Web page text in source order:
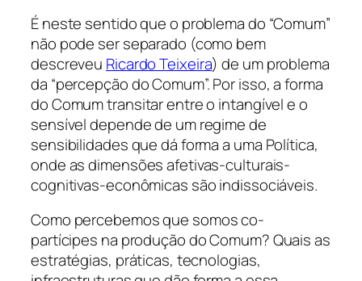
É neste sentido que o problema do “Comum”
não pode ser separado (como bem
descreveu Ricardo Teixeira) de um problema
da “percepção do Comum”. Por isso, a forma
do Comum transitar entre o intangível e o
sensível depende de um regime de
sensibilidades que dá forma a uma Política,
onde as dimensões afetivas-culturais-
cognitivas-econômicas são indissociáveis.
Como percebemos que somos co-
partícipes na produção do Comum? Quais as
estratégias, práticas, tecnologias,